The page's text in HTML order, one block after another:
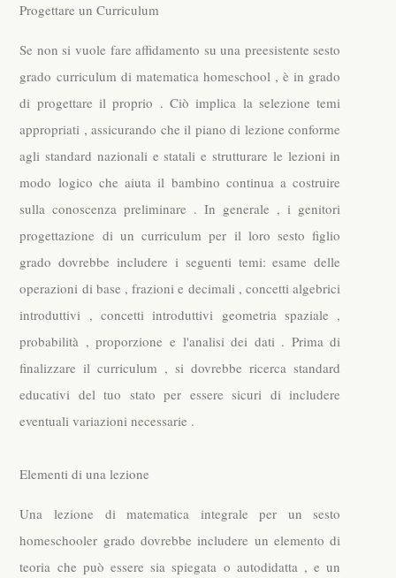
Progettare un Curriculum
Se non si vuole fare affidamento su una preesistente sesto
grado curriculum di matematica homeschool , è in grado
di progettare il proprio . Ciò implica la selezione temi
appropriati , assicurando che il piano di lezione conforme
agli standard nazionali e statali e strutturare le lezioni in
modo logico che aiuta il bambino continua a costruire
sulla conoscenza preliminare . In generale , i genitori
progettazione di un curriculum per il loro sesto figlio
grado dovrebbe includere i seguenti temi: esame delle
operazioni di base , frazioni e decimali , concetti algebrici
introduttivi , concetti introduttivi geometria spaziale ,
probabilità , proporzione e l'analisi dei dati . Prima di
finalizzare il curriculum , si dovrebbe ricerca standard
educativi del tuo stato per essere sicuri di includere
eventuali variazioni necessarie .
Elementi di una lezione
Una lezione di matematica integrale per un sesto
homeschooler grado dovrebbe includere un elemento di
teoria che può essere sia spiegata o autodidatta , e un